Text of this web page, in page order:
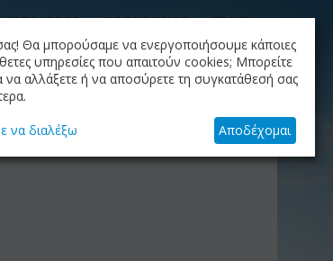
ΚΑΤΑΛΟΓΟΣ ΤΟ BLOG ΜΑΣ ΕΤΑΙΡΙΑ
μου
+30.210.9319884
ΚΑΛΆΘΙ
Το καλάθι είναι άδειο
Θα μπορούσαμε να ενεργοποιήσουμε κάποιες
υπηρεσίες που απαιτούν cookies; Μπορείτε
να αλλάξετε ή να αποσύρετε τη συγκατάθεσή σας
να διαλέξω Αποδέχομαι